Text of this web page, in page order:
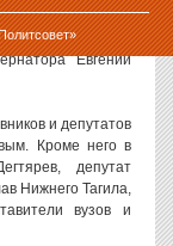
обращения с
территории
Евгений
и депутатов
Кроме него в
депутат
Нижнего Тагила,
вузов и